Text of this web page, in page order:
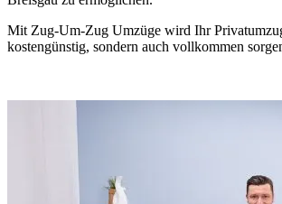
Mit Zug-Um-Zug Umzüge wird Ihr
kostengünstig, sondern auch vollkommen